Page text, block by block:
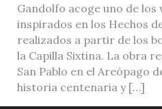
Gandolfo acoge uno de los
inspirados en los Hechos
realizados a partir de los
la Capilla Sixtina. La obra
San Pablo en el Areópago
historia centenaria y […]